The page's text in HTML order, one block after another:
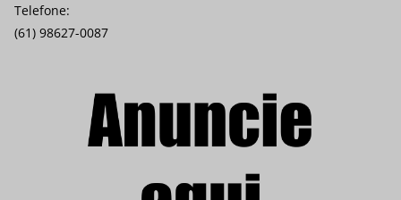
Telefone:
(61) 98627-0087